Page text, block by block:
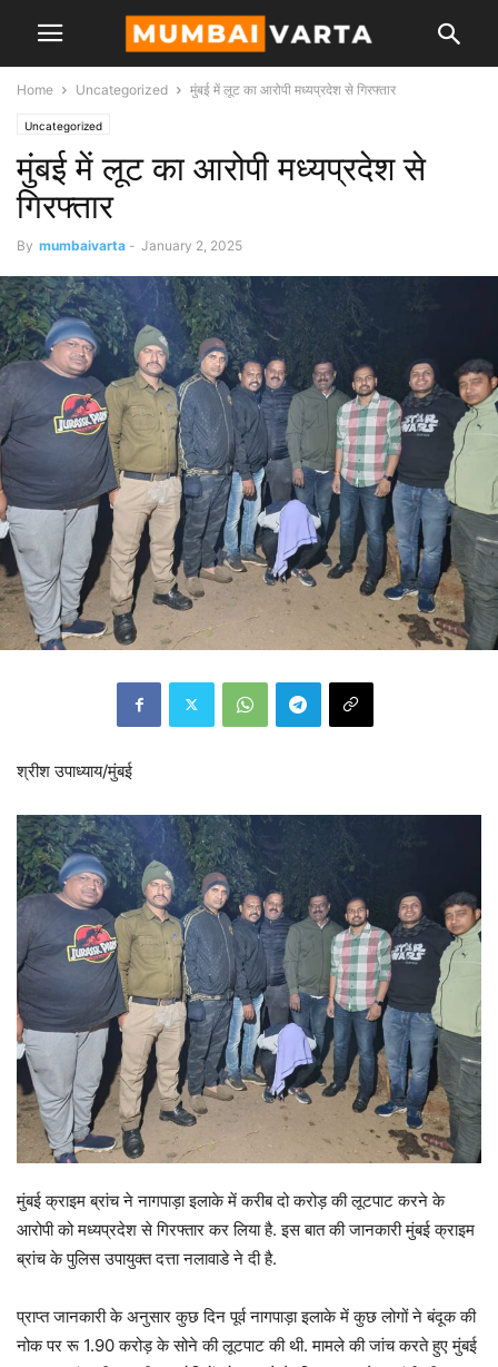
Home Uncategorized मुंबई में लूट का आरोपी मध्यप्रदेश से गिरफ्तार
Uncategorized
मुंबई में लूट का आरोपी मध्यप्रदेश से
गिरफ्तार
By mumbaivarta - January 2, 2025
श्रीश उपाध्याय/मुंबई
मुंबई क्राइम ब्रांच ने नागपाड़ा इलाके में करीब दो करोड़ की लूटपाट करने के
आरोपी को मध्यप्रदेश से गिरफ्तार कर लिया है. इस बात की जानकारी मुंबई क्राइम
ब्रांच के पुलिस उपायुक्त दत्ता नलावाडे ने दी है.
प्राप्त जानकारी के अनुसार कुछ दिन पूर्व नागपाड़ा इलाके में कुछ लोगों ने बंदूक की
नोक पर रू 1.90 करोड़ के सोने की लूटपाट की थी. मामले की जांच करते हुए मुंबई